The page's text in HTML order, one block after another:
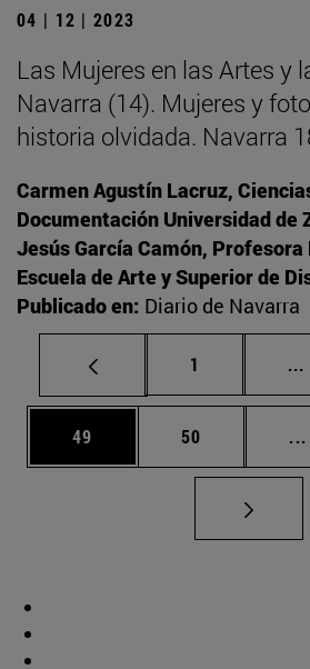
04 | 12 | 2023
Las Mujeres en las Artes y
Navarra (14). Mujeres y
historia olvidada. Navarra
Carmen Agustín Lacruz,
Documentación Universidad de
Jesús García Camón, Profesora
Escuela de Arte y Superior de
Publicado en: Diario de Navarra
Página
1 ...
Página
49 Página
50 ...